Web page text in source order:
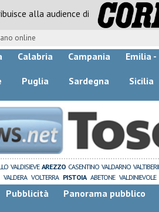
alla audience di
online
Calabria Campania
Emilia -
Puglia Sardegna
Sicilia
VALDISIEVE AREZZO CASENTINO VALDARNO
VALDERA VOLTERRA PISTOIA ABETONE VALDINIEVOLE
Pubblicità
Panorama pubblico